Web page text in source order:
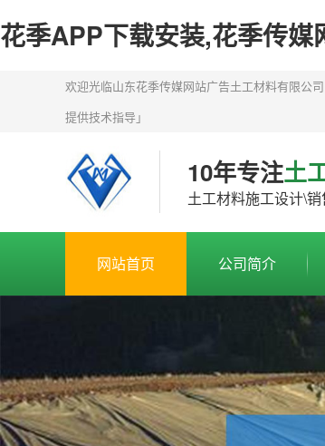
花季APP下载安装,花季传
欢迎光临山东花季传媒网站广告土工材料有
提供技术指导」
10年专注土
土工材料施工设计\
网站首页 公司简介